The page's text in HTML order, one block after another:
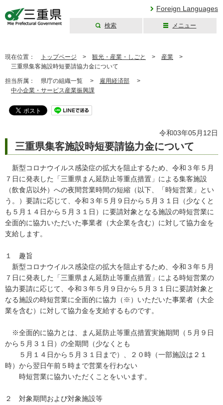
Foreign Languages
検索 メニュー
現在位置： トップページ > 観光・産業・しごと > 産業 >
三重県集客施設時短要請協力金について
担当所属： 県庁の組織一覧 > 雇用経済部 >
中小企業・サービス産業振興課
令和03年05月12日
三重県集客施設時短要請協力金について
新型コロナウイルス感染症の拡大を阻止するため、令和３年５月
７日に発表した「三重県まん延防止等重点措置」による集客施設
（飲食店以外）への夜間営業時間の短縮（以下、「時短営業」とい
う。）要請に応じて、令和３年５月９日から５月３１日（少なくと
も５月１４日から５月３１日）に要請対象となる施設の時短営業に
全面的に協力いただいた事業者（大企業を含む）に対して協力金を
支給します。
１ 趣旨
新型コロナウイルス感染症の拡大を阻止するため、令和３年５月
７日に発表した「三重県まん延防止等重点措置」による時短営業の
協力要請に応じて、令和３年５月９日から５月３１日に要請対象と
なる施設の時短営業に全面的に協力（※）いただいた事業者（大企
業を含む）に対して協力金を支給するものです。
※全面的に協力とは、まん延防止等重点措置実施期間（５月９日
から５月３１日）の全期間（少なくとも
５月１４日から５月３１日まで）、２０時（一部施設は２１
時）から翌日午前５時まで営業を行わない
時短営業に協力いただくことをいいます。
２ 対象期間および対象施設等